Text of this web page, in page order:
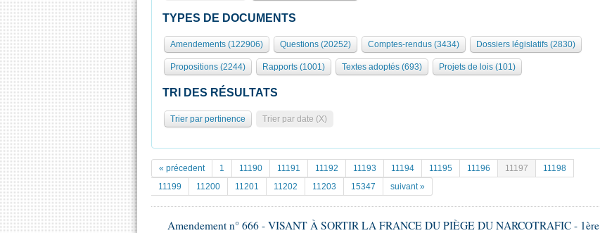
TYPES DE DOCUMENTS
Amendements (122906) Questions (20252) Comptes-rendus (3434) Dossiers législatifs (2830)
Propositions (2244) Rapports (1001) Textes adoptés (693) Projets de lois (101)
TRI DES RÉSULTATS
Trier par pertinence Trier par date (X)
« précedent 1 11190 11191 11192 11193 11194 11195 11196 11197
11198
11199
11200 11201 11202 11203 15347 suivant »
Amendement n° 666 - VISANT À SORTIR LA FRANCE DU PIÈGE DU NARCOTRAFIC - 1ère